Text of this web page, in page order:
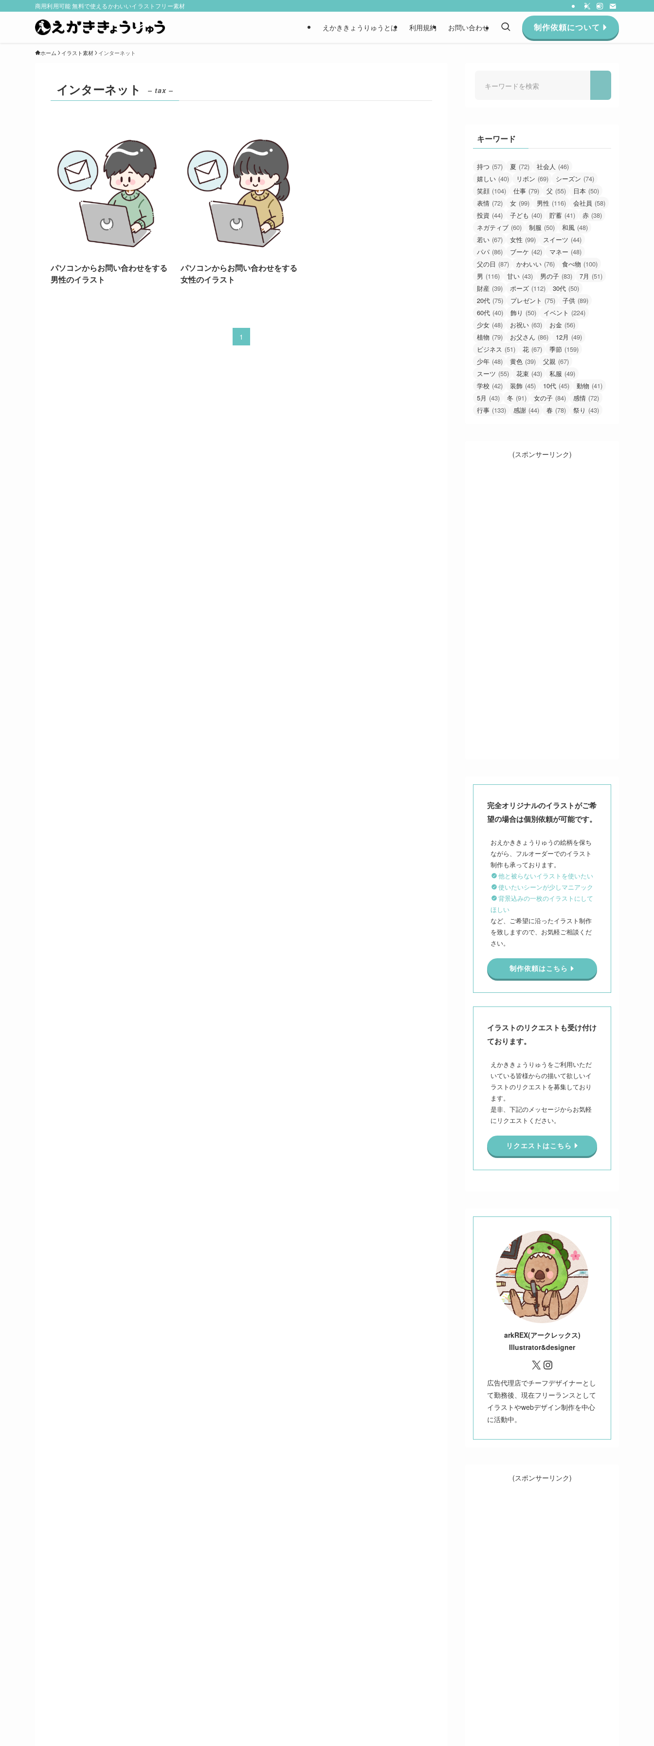
商用利用可能 無料で使えるかわいいイラストフリー素材
えかききょうりゅうとは 利用規約 お問い合わせ 制作依頼について
ホーム イラスト素材 インターネット
インターネット – tax –
パソコンからお問い合わせをする
男性のイラスト
パソコンからお問い合わせをする
女性のイラスト
1
キーワード
持つ (57) 夏 (72) 社会人 (46)
嬉しい (40) リボン (69) シーズン (74)
笑顔 (104) 仕事 (79) 父 (55) 日本 (50)
表情 (72) 女 (99) 男性 (116) 会社員 (58)
投資 (44) 子ども (40) 貯蓄 (41) 赤 (38)
ネガティブ (60) 制服 (50) 和風 (48)
若い (67) 女性 (99) スイーツ (44)
パパ (86) ブーケ (42) マネー (48)
父の日 (87) かわいい (76) 食べ物 (100)
男 (116) 甘い (43) 男の子 (83) 7月 (51)
財産 (39) ポーズ (112) 30代 (50)
20代 (75) プレゼント (75) 子供 (89)
60代 (40) 飾り (50) イベント (224)
少女 (48) お祝い (63) お金 (56)
植物 (79) お父さん (86) 12月 (49)
ビジネス (51) 花 (67) 季節 (159)
少年 (48) 黄色 (39) 父親 (67)
スーツ (55) 花束 (43) 私服 (49)
学校 (42) 装飾 (45) 10代 (45) 動物 (41)
5月 (43) 冬 (91) 女の子 (84) 感情 (72)
行事 (133) 感謝 (44) 春 (78) 祭り (43)
(スポンサーリンク)
完全オリジナルのイラストがご希
望の場合は個別依頼が可能です。
おえかききょうりゅうの絵柄を保ち
ながら、フルオーダーでのイラスト
他と被らないイラストを使いたい
使いたいシーンが少しマニアック
背景込みの一枚のイラストにして
ほしい
など、ご希望に沿ったイラスト制作
を致しますので、お気軽ご相談くだ
さい。
制作依頼はこちら
イラストのリクエストも受け付け
ております。
えかききょうりゅうをご利用いただ
いている皆様からの描いて欲しいイ
ラストのリクエストを募集しており
ます。
是非、下記のメッセージからお気軽
にリクエストください。
リクエストはこちら
arkREX(アークレックス)
Illustrator&designer
X Instagram
広告代理店でチーフデザイナーとし
て勤務後、現在フリーランスとして
イラストやwebデザイン制作を中心
に活動中。
(スポンサーリンク)